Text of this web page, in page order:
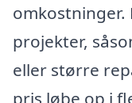
omkostninger.
projekter,
eller større
pris løbe op i